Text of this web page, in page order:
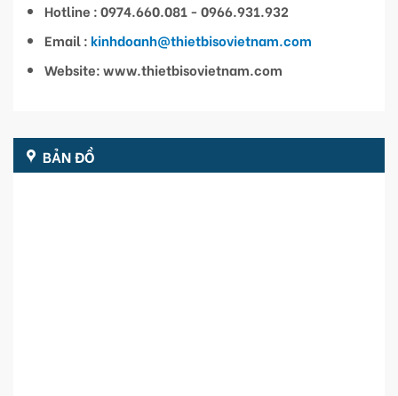
Hotline : 0974.660.081 - 0966.931.932
Email : kinhdoanh@thietbisovietnam.com
Website: www.thietbisovietnam.com
BẢN ĐỒ